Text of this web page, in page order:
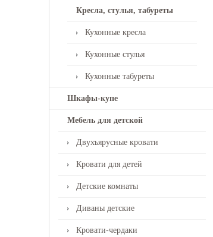
Кресла, стулья, табуреты
Кухонные кресла
Кухонные стулья
Кухонные табуреты
Шкафы-купе
Мебель для детской
Двухъярусные кровати
Кровати для детей
Детские комнаты
Диваны детские
Кровати-чердаки